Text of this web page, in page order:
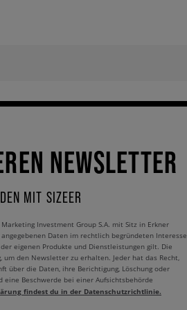
NEWSLETTER
MIT SIZEER
Investment Group S.A. mit Sitz in Erkner
Daten im rechtlich begründeten Interesse
eigenen Produkte und Dienstleistungen gilt. Die
den Newsletter zu erhalten. Jeder hat das Recht,
über die Daten, ihre Berichtigung, Löschung oder
eine Beschwerde bei einer Aufsichtsbehörde
findest du in der Datenschutzrichtlinie.